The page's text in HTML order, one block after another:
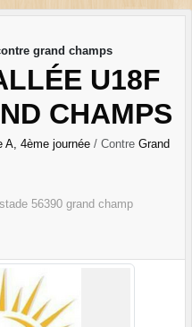
grand champs
U18F
CHAMPS
A, 4ème journée / Contre Grand
56390 grand champ